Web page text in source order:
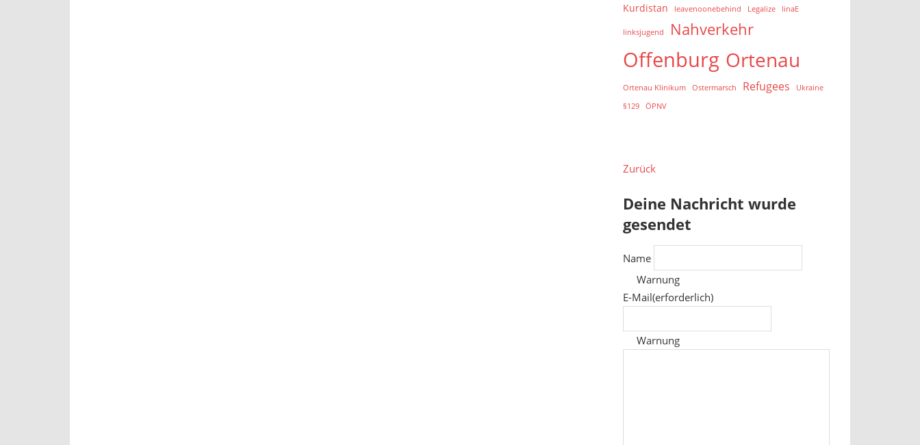
Kurdistan leavenoonebehind Legalize linaE
linksjugend Nahverkehr
Offenburg Ortenau
Ortenau Klinikum Ostermarsch Refugees
Ukraine
§129
ÖPNV
Zurück
Deine Nachricht wurde
gesendet
Name
Warnung
E-Mail(erforderlich)
Warnung